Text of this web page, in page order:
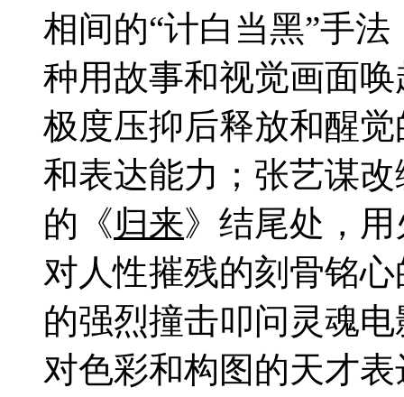
相间的“计白当黑”手法
种用故事和视觉画面
极度压抑后释放和醒
和表达能力；张艺谋
的《归来》结尾处，
对人性摧残的刻骨铭
的强烈撞击叩问灵魂
对色彩和构图的天才